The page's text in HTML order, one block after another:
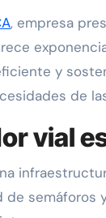
, empresa
y
de
vial
de